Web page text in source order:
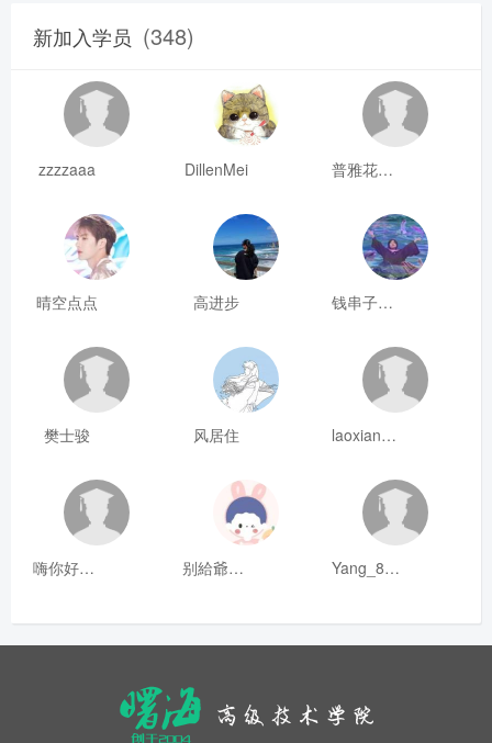
新加入学员 (348)
zzzzaaa DillenMei 普雅花qya
晴空点点 高进步 钱串子123
樊士骏 风居住 laoxianrou
嗨你好8mm 别給爺装纯 Yang_811